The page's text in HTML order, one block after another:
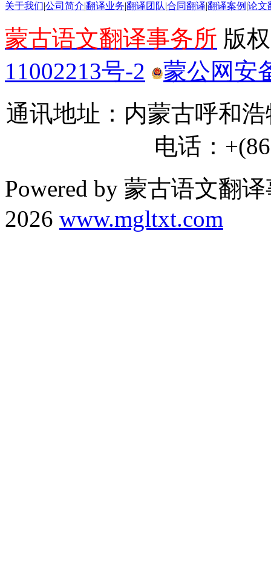
关于我们 公司简介 翻译业务 翻译团队 合同翻译 翻译案例 论文
蒙古语文翻译事务所 版
11002213号-2
蒙公网安
通讯地址：内蒙古呼和
电话：
Powered by 蒙古语文翻
2026 www.mgltxt.com